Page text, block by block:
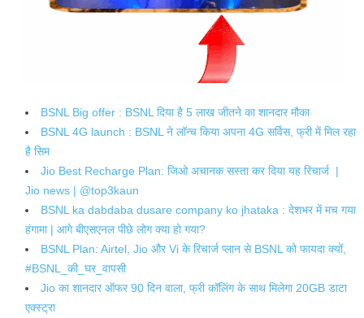
BSNL Big offer : BSNL दिया है 5 लाख जीतने का शानदार मौका
BSNL 4G launch : BSNL ने लॉन्च किया अपना 4G सर्विस, फ्री में मिल रहा
है सिम
Jio Best Recharge Plan: जिओ अचानक सस्ता कर दिया यह रिचार्ज |
Jio news | @top3kaun
BSNL ka dabdaba dusare company ko jhataka : देशभर में मच गया
हंगामा | आगे बीएसएनल पीछे लोग क्या हो गया?
BSNL Plan: Airtel, Jio और Vi के रिचार्ज प्लान से BSNL को फायदा क्यों,
#BSNL_की_घर_वापसी
Jio का शानदार ऑफर 90 दिन वाला, फ्री कॉलिंग के साथ मिलेगा 20GB डाटा
एक्स्ट्रा